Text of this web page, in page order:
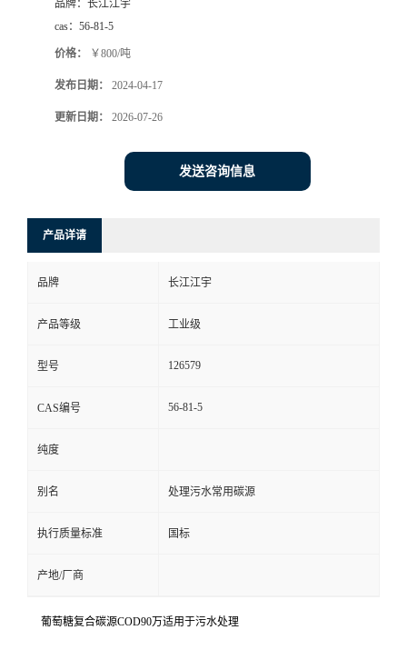
品牌： 长江江宇
cas： 56-81-5
价格： ￥800/吨
发布日期： 2024-04-17
更新日期： 2026-07-26
发送咨询信息
产品详请
品牌 长江江宇
产品等级 工业级
型号 126579
CAS编号 56-81-5
纯度
别名 处理污水常用碳源
执行质量标准 国标
产地/厂商
葡萄糖复合碳源COD90万适用于污水处理